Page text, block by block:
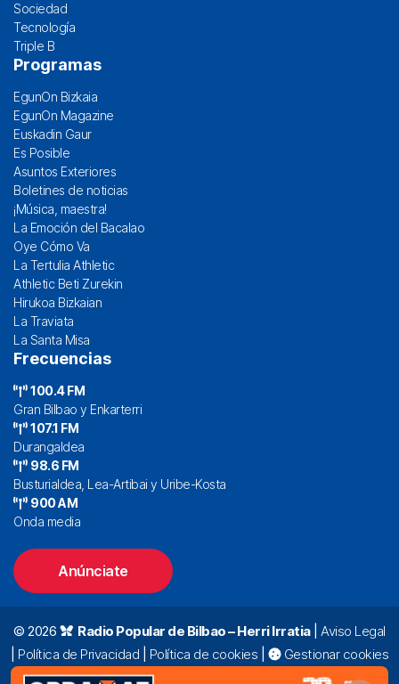
Sociedad
Tecnología
Triple B
Programas
EgunOn Bizkaia
EgunOn Magazine
Euskadin Gaur
Es Posible
Asuntos Exteriores
Boletines de noticias
¡Música, maestra!
La Emoción del Bacalao
Oye Cómo Va
La Tertulia Athletic
Athletic Beti Zurekin
Hirukoa Bizkaian
La Traviata
La Santa Misa
Frecuencias
100.4 FM
Gran Bilbao y Enkarterri
107.1 FM
Durangaldea
98.6 FM
Busturialdea, Lea-Artibai y Uribe-Kosta
900 AM
Onda media
Anúnciate
© 2026 Radio Popular de Bilbao – Herri Irratia|Aviso Legal
Política de Privacidad Política de cookies
Gestionar cookies
Alda. Mazarredo, 47 – 7º 48009 Bilbao |
94 423 92 00|